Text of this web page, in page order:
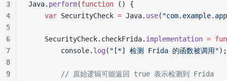
Java. perform(function () {
    var
SecurityCheck = Java. use(
    SecurityCheck.checkFrida.
implementation =
        console.
log ( "[*] 检测 Frida 的函数被调用");
        // 原始逻辑可能返回 true 表示检测到 Frida
3
4
5
6
7
8
9